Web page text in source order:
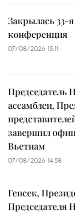
Закрылась 33-
конференция
07/08/2026 15:11
Председатель
ассамблеи,
завершил
Вьетнам
07/08/2026 14:58
Генсек,
Председателя